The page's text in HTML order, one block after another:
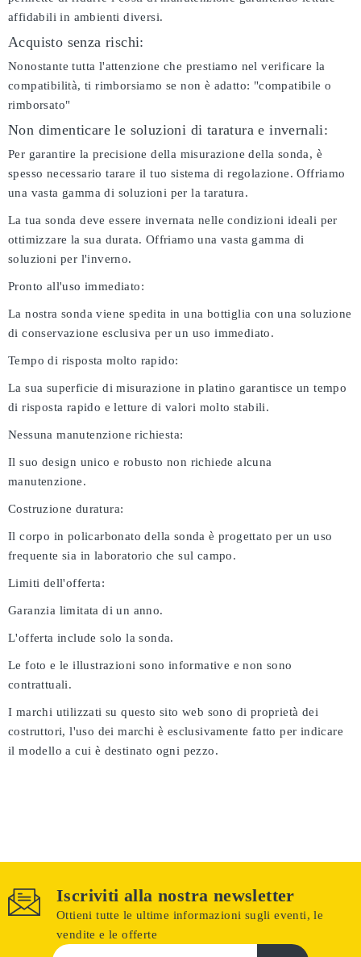
affidabili in ambienti diversi.
Acquisto senza rischi:
Nonostante tutta l'attenzione che prestiamo nel verificare la
compatibilità, ti rimborsiamo se non è adatto: "compatibile o
rimborsato"
Non dimenticare le soluzioni di taratura e invernali:
Per garantire la precisione della misurazione della sonda, è
spesso necessario tarare il tuo sistema di regolazione. Offriamo
una vasta gamma di soluzioni per la taratura.
La tua sonda deve essere invernata nelle condizioni ideali per
ottimizzare la sua durata. Offriamo una vasta gamma di
soluzioni per l'inverno.
Pronto all'uso immediato:
La nostra sonda viene spedita in una bottiglia con una soluzione
di conservazione esclusiva per un uso immediato.
Tempo di risposta molto rapido:
La sua superficie di misurazione in platino garantisce un tempo
di risposta rapido e letture di valori molto stabili.
Nessuna manutenzione richiesta:
Il suo design unico e robusto non richiede alcuna
manutenzione.
Costruzione duratura:
Il corpo in policarbonato della sonda è progettato per un uso
frequente sia in laboratorio che sul campo.
Limiti dell'offerta:
Garanzia limitata di un anno.
L'offerta include solo la sonda.
Le foto e le illustrazioni sono informative e non sono
contrattuali.
I marchi utilizzati su questo sito web sono di proprietà dei
costruttori, l'uso dei marchi è esclusivamente fatto per indicare
il modello a cui è destinato ogni pezzo.
Iscriviti alla nostra newsletter
Ottieni tutte le ultime informazioni sugli eventi, le
vendite e le offerte